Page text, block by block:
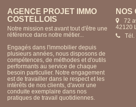
AGENCE PROJET IMMO
CUSSET
Notre mission est avant tout d'être une
référence dans notre métier...
Engagés dans l'immobilier depuis
plusieurs années, nous disposons de
compétences, de méthodes et d'outils
performants au service de chaque
besoin particulier. Notre engagement
est de travailler dans le respect et les
intérêts de nos clients, d'avoir une
conduite exemplaire dans nos
pratiques de travail quotidiennes.
NOS
15
03200
Tél.